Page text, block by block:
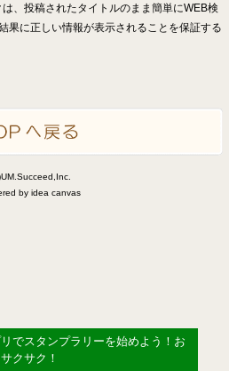
は、投稿されたタイトルのまま簡単にWEB検
果に正しい情報が表示されることを保証する
by idea canvas
でスタンプラリーを始めよう！お
クサク！